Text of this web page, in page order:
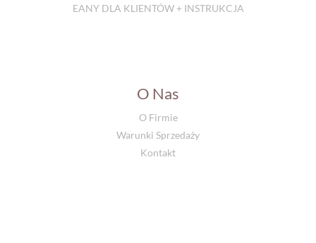
EANY DLA KLIENTÓW + INSTRUKCJA
O Nas
O Firmie
Warunki Sprzedaży
Kontakt